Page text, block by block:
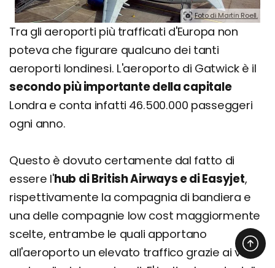
Foto di Martin Roell.
Tra gli aeroporti più trafficati d'Europa non
poteva che figurare qualcuno dei tanti
aeroporti londinesi. L'aeroporto di Gatwick è il
secondo più importante della capitale
Londra e conta infatti 46.500.000 passeggeri
ogni anno.
Questo è dovuto certamente dal fatto di
essere l'hub di British Airways e di Easyjet,
rispettivamente la compagnia di bandiera e
una delle compagnie low cost maggiormente
scelte, entrambe le quali apportano
all'aeroporto un elevato traffico grazie ai voli